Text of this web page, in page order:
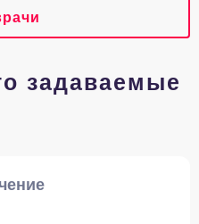
задаваемые